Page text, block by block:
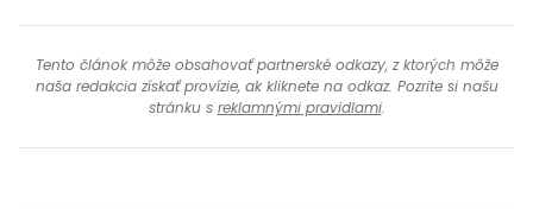
Tento článok môže obsahovať partnerské odkazy, z ktorých môže
naša redakcia získať provízie, ak kliknete na odkaz. Pozrite si našu
stránku s reklamnými pravidlami.